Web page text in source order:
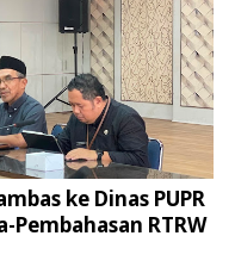
ke Dinas PUPR
Pembahasan RTRW